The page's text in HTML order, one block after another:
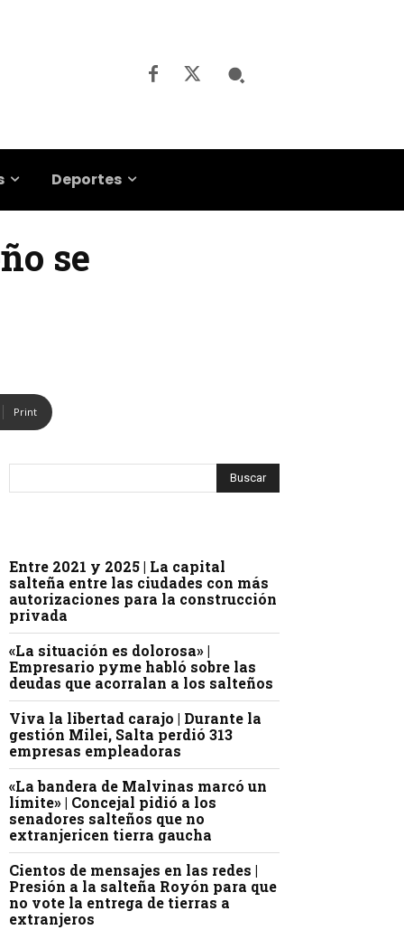
Deportes
se
Print
Entre 2021 y 2025 | La capital
salteña entre las ciudades con más
autorizaciones para la construcción
privada
«La situación es dolorosa» |
Empresario pyme habló sobre las
deudas que acorralan a los salteños
Viva la libertad carajo | Durante la
gestión Milei, Salta perdió 313
empresas empleadoras
«La bandera de Malvinas marcó un
límite» | Concejal pidió a los
senadores salteños que no
extranjericen tierra gaucha
Cientos de mensajes en las redes |
Presión a la salteña Royón para que
no vote la entrega de tierras a
extranjeros